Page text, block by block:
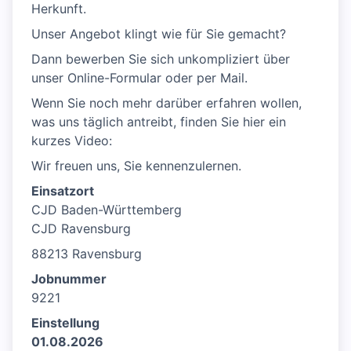
Herkunft.
Unser Angebot klingt wie für Sie gemacht?
Dann bewerben Sie sich unkompliziert über
unser Online-Formular oder per Mail.
Wenn Sie noch mehr darüber erfahren wollen,
was uns täglich antreibt, finden Sie hier ein
kurzes Video:
Wir freuen uns, Sie kennenzulernen.
Einsatzort
CJD Baden-Württemberg
CJD Ravensburg
88213 Ravensburg
Jobnummer
9221
Einstellung
01.08.2026